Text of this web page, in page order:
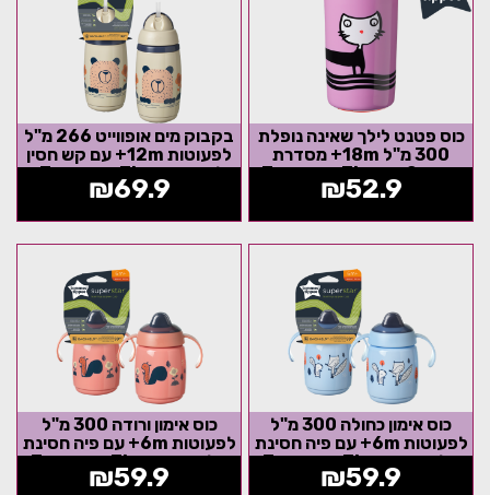
כוס פטנט לילך שאינה נופלת
300 מ"ל 18m+ מסדרת
Tommee Tippee Super
Cup - הדפס חתול
₪52.9
בקבוק מים אופווייט 266 מ"ל
לפעוטות 12m+ עם קש חסין
דליפות Tommee Tippee...
₪69.9
כוס אימון כחולה 300 מ"ל
לפעוטות 6m+ עם פיה חסינת
דליפות Tommee Tippee
Superstar...
₪59.9
כוס אימון ורודה 300 מ"ל
לפעוטות 6m+ עם פיה חסינת
דליפות Tommee Tippee
Superstar...
₪59.9